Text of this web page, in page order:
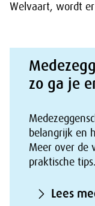
Welvaart, wordt
zo ga je
belangrijk en
Meer over de
praktische tips.
Lees